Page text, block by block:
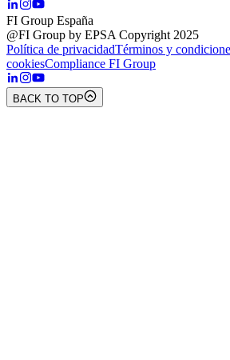
FI Group España
@FI Group by EPSA Copyright 2025
Política de privacidadTérminos y
cookiesCompliance FI Group
BACK TO TOP